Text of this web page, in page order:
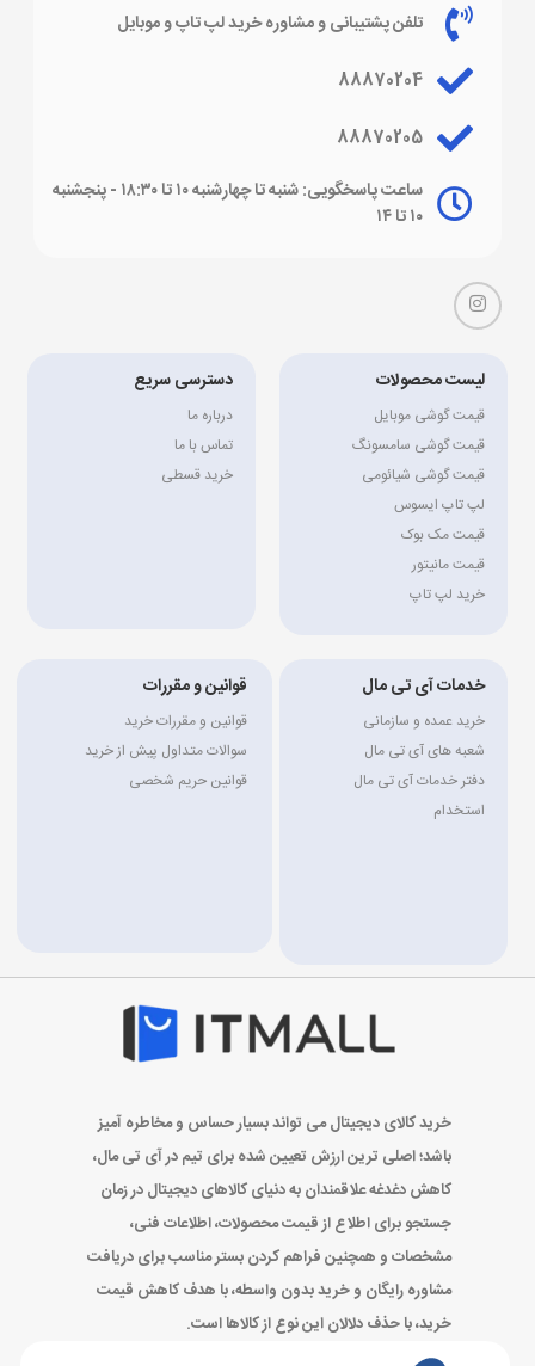
تلفن پشتیبانی و مشاوره خرید لپ تاپ و موبایل
88870204
88870205
ساعت پاسخگویی: شنبه تا چهارشنبه ۱۰ تا ۱۸:۳۰ - پنجشنبه
۱۰ تا ۱۴
لیست محصولات
قیمت گوشی موبایل
قیمت گوشی سامسونگ
قیمت گوشی شیائومی
لپ تاپ ایسوس
قیمت مک بوک
قیمت مانیتور
خرید لپ تاپ
دسترسی سریع
درباره ما
تماس با ما
خرید قسطی
خدمات آی تی مال
خرید عمده و سازمانی
شعبه های آی تی مال
دفتر خدمات آی تی مال
استخدام
قوانین و مقررات
قوانین و مقررات خرید
سوالات متداول پیش از خرید
قوانین حریم شخصی
خرید کالای دیجیتال می تواند بسیار حساس و مخاطره آمیز
باشد؛ اصلی ترین ارزش تعیین شده برای تیم در آی تی مال،
کاهش دغدغه علاقمندان به دنیای کالاهای دیجیتال در زمان
جستجو برای اطلاع از قیمت محصولات، اطلاعات فنی،
مشخصات و همچنین فراهم کردن بستر مناسب برای دریافت
مشاوره رایگان و خرید بدون واسطه، با هدف کاهش قیمت
خرید، با حذف دلالان این نوع از کالاها است.